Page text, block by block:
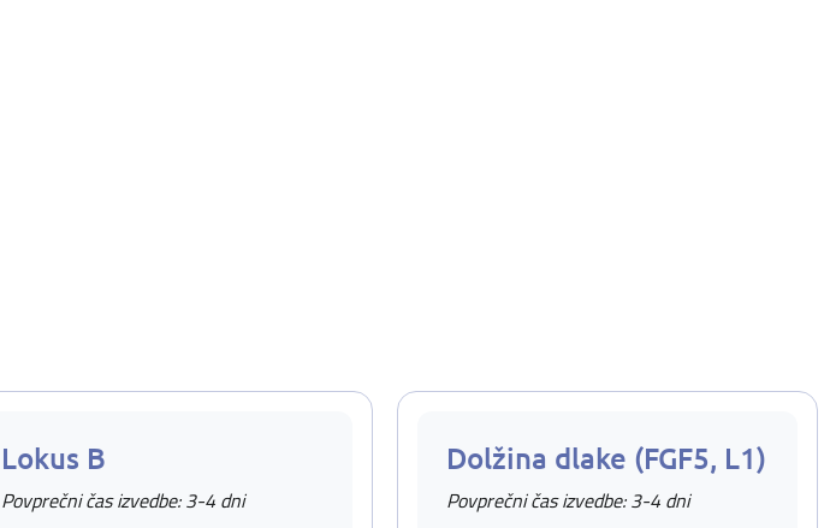
Lokus B
Povprečni čas izvedbe: 3-4 dni
Dolžina dlake (FGF5, L1)
Povprečni čas izvedbe: 3-4 dni